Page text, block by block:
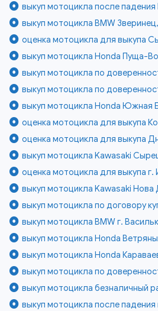
выкуп мотоцикла после падения
выкуп мотоцикла BMW
оценка мотоцикла для выкупа
выкуп мотоцикла Honda Пуща-
выкуп мотоцикла по
выкуп мотоцикла по
выкуп мотоцикла Honda Южная
оценка мотоцикла для выкупа
оценка мотоцикла для выкупа
выкуп мотоцикла Kawasaki
оценка мотоцикла для выкупа г.
выкуп мотоцикла Kawasaki Нова
выкуп мотоцикла по договору
выкуп мотоцикла BMW г.
выкуп мотоцикла Honda
выкуп мотоцикла Honda
выкуп мотоцикла по
выкуп мотоцикла безналичный
выкуп мотоцикла после падения